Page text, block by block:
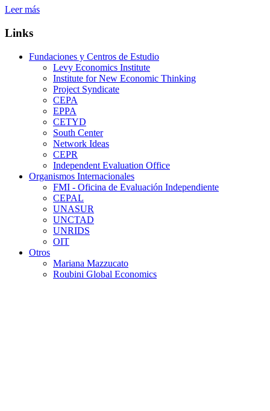
Leer más
Links
Fundaciones y Centros de Estudio
Levy Economics Institute
Institute for New Economic Thinking
Project Syndicate
CEPA
EPPA
CETYD
South Center
Network Ideas
CEPR
Independent Evaluation Office
Organismos Internacionales
FMI - Oficina de Evaluación Independiente
CEPAL
UNASUR
UNCTAD
UNRIDS
OIT
Otros
Mariana Mazzucato
Roubini Global Economics